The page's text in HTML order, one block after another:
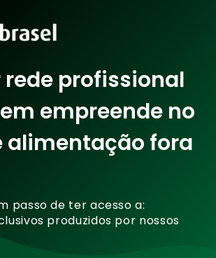
profissional
empreende no
alimentação fora
passo de ter acesso a:
produzidos por nossos